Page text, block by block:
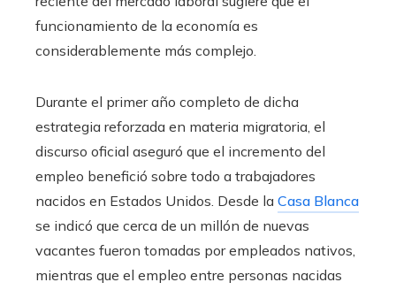
funcionamiento de la economía es
considerablemente más complejo.
Durante el primer año completo de dicha
estrategia reforzada en materia migratoria, el
discurso oficial aseguró que el incremento del
empleo benefició sobre todo a trabajadores
nacidos en Estados Unidos. Desde la Casa Blanca
se indicó que cerca de un millón de nuevas
vacantes fueron tomadas por empleados nativos,
mientras que el empleo entre personas nacidas